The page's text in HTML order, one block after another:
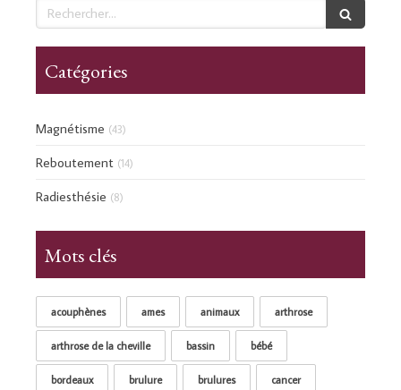
Rechercher
Catégories
Magnétisme (43)
Reboutement (14)
Radiesthésie (8)
Mots clés
acouphènes ames animaux arthrose
arthrose de la cheville bassin bébé
bordeaux brulure brulures cancer